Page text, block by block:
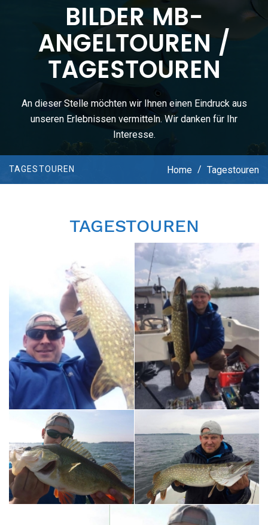
BILDER MB-
ANGELTOUREN /
TAGESTOUREN
An dieser Stelle möchten wir Ihnen einen Eindruck aus
unseren Erlebnissen vermitteln. Wir danken für Ihr
Interesse.
TAGESTOUREN Home / Tagestouren
TAGESTOUREN